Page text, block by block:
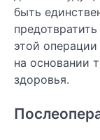
быть
этой
на основании
здоровья.